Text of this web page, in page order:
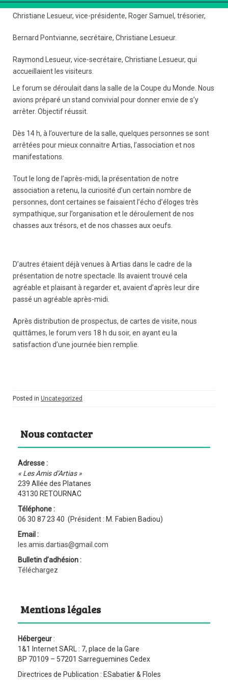
Christiane Lesueur, vice-présidente, Roger Samuel, trésorier,
Bernard Pontvianne, secrétaire, Christiane Lesueur.
Raymond Lesueur, vice-secrétaire, Christiane Lesueur, qui
accueillaient les visiteurs.
Le forum se déroulait dans la salle de la Coupe du Monde. Nous
avions préparé un stand convivial pour donner envie de s’y
arrêter. Objectif réussit.
Dès 14 h, à l’ouverture de la salle, quelques personnes se sont
arrêtées pour mieux connaitre Artias, l’association et nos
manifestations.
Tout le long de l’après-midi, la présentation de notre
association a retenu, la curiosité d’un certain nombre de
personnes, dont certaines se faisaient l’écho d’éloges très
sympathique, sur l’organisation et le déroulement de nos
chasses aux trésors, et de nos chasses aux oeufs.
D’autres étaient déjà venues à Artias dans le cadre de la
présentation de notre spectacle. Ils avaient trouvé cela
agréable et plaisant à regarder et, avaient d’après leur dire
passé un agréable après-midi.
Après distribution de prospectus, de cartes de visite, nous
quittâmes, le forum vers 18 h du soir, en ayant eu la
satisfaction d’une journée bien remplie.
Posted in Uncategorized
Nous contacter
Adresse :
« Les Amis d’Artias »
239 Allée des Platanes
43130 RETOURNAC
Téléphone :
06 30 87 23 40 (Président : M. Fabien Badiou)
Email :
les.amis.dartias@gmail.com
Bulletin d’adhésion :
Téléchargez
Mentions légales
Hébergeur :
1&1 Internet SARL : 7, place de la Gare
BP 70109 – 57201 Sarreguemines Cedex
Directrices de Publication : ESabatier & Floles